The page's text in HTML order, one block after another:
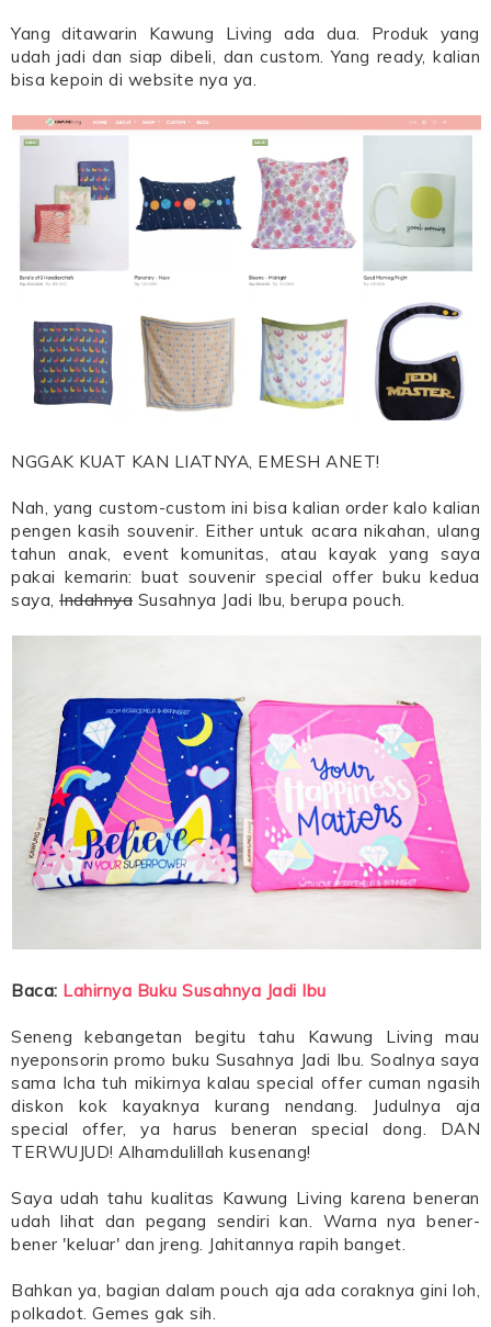
Yang ditawarin Kawung Living ada dua. Produk yang
udah jadi dan siap dibeli, dan custom. Yang ready, kalian
bisa kepoin di website nya ya.
NGGAK KUAT KAN LIATNYA, EMESH ANET!
Nah, yang custom-custom ini bisa kalian order kalo kalian
pengen kasih souvenir. Either untuk acara nikahan, ulang
tahun anak, event komunitas, atau kayak yang saya
pakai kemarin: buat souvenir special offer buku kedua
saya, Indahnya Susahnya Jadi Ibu, berupa pouch.
Baca: Lahirnya Buku Susahnya Jadi Ibu
Seneng kebangetan begitu tahu Kawung Living mau
nyeponsorin promo buku Susahnya Jadi Ibu. Soalnya saya
sama Icha tuh mikirnya kalau special offer cuman ngasih
diskon kok kayaknya kurang nendang. Judulnya aja
special offer, ya harus beneran special dong. DAN
TERWUJUD! Alhamdulillah kusenang!
Saya udah tahu kualitas Kawung Living karena beneran
udah lihat dan pegang sendiri kan. Warna nya bener-
bener 'keluar' dan jreng. Jahitannya rapih banget.
Bahkan ya, bagian dalam pouch aja ada coraknya gini loh,
polkadot. Gemes gak sih.